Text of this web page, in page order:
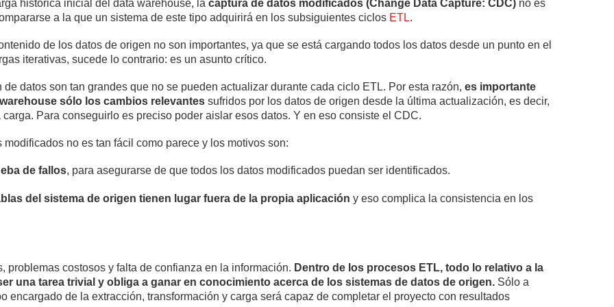
histórica inicial del data warehouse, la captura de datos modificados (Change Data Capture: CDC) no es
a la que un sistema de este tipo adquirirá en los subsiguientes ciclos ETL.
de los datos de origen no son importantes, ya que se está cargando todos los datos desde un punto en el
iterativas, sucede lo contrario: es un asunto crítico.
datos son tan grandes que no se pueden actualizar durante cada ciclo ETL. Por esta razón, es importante
sólo los cambios relevantes sufridos por los datos de origen desde la última actualización, es decir,
Para conseguirlo es preciso poder aislar esos datos. Y en eso consiste el CDC.
no es tan fácil como parece y los motivos son:
de fallos, para asegurarse de que todos los datos modificados puedan ser identificados.
del sistema de origen tienen lugar fuera de la propia aplicación y eso complica la consistencia en los
costosos y falta de confianza en la información. Dentro de los procesos ETL, todo lo relativo a la
una tarea trivial y obliga a ganar en conocimiento acerca de los sistemas de datos de origen. Sólo a
encargado de la extracción, transformación y carga será capaz de completar el proyecto con resultados